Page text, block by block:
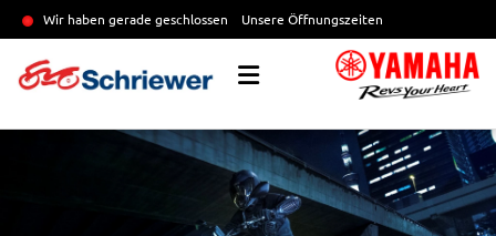
Wir haben gerade geschlossen Unsere Öffnungszeiten